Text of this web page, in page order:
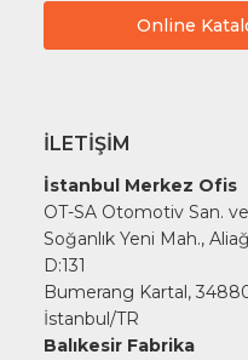
Online
İLETIŞIM
İstanbul Merkez Ofis
OT-SA Otomotiv San.
Soğanlık Yeni Mah.,
D:131
Bumerang Kartal,
İstanbul/TR
Balıkesir Fabrika